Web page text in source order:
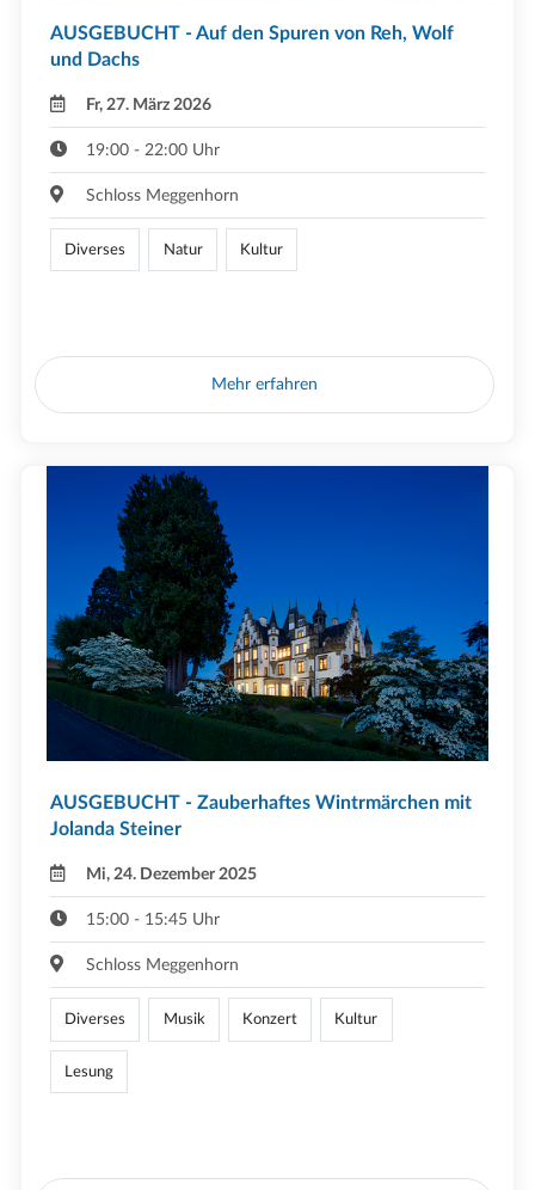
AUSGEBUCHT - Auf den Spuren von Reh, Wolf
und Dachs
Fr, 27. März 2026
19:00 - 22:00 Uhr
Schloss Meggenhorn
Diverses Natur Kultur
Mehr erfahren
AUSGEBUCHT - Zauberhaftes Wintrmärchen mit
Jolanda Steiner
Mi, 24. Dezember 2025
15:00 - 15:45 Uhr
Schloss Meggenhorn
Diverses Musik Konzert Kultur
Lesung